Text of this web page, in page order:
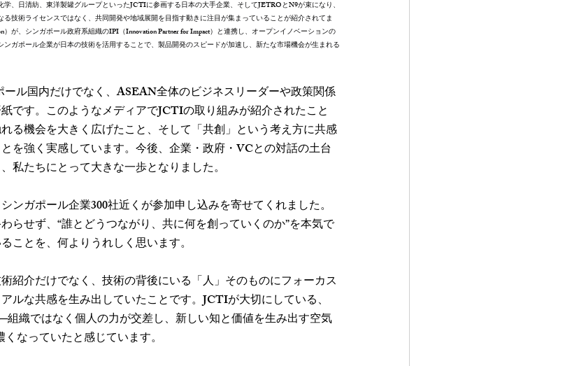
、日清紡、東洋製罐グループといったJCTIに参画する日本の大手企業、そしてJETROとN9が束になり、
技術ライセンスではなく、共同開発や地域展開を目指す動きに注目が集まっていることが紹介されてま
）が、シンガポール政府系組織のIPI（Innovation Partner for Impact）と連携し、オープンイノベーションの
ガポール企業が日本の技術を活用することで、製品開発のスピードが加速し、新たな市場機会が生まれる
ール国内だけでなく、ASEAN全体のビジネスリーダーや政策関係
です。このようなメディアでJCTIの取り組みが紹介されたこと
る機会を大きく広げたこと、そして「共創」という考え方に共感
を強く実感しています。今後、企業・政府・VCとの対話の土台
私たちにとって大きな一歩となりました。
ンガポール企業300社近くが参加申し込みを寄せてくれました。
らせず、“誰とどうつながり、共に何を創っていくのか”を本気で
ことを、何よりうれしく思います。
紹介だけでなく、技術の背後にいる「人」そのものにフォーカス
ルな共感を生み出していたことです。JCTIが大切にしている、
組織ではなく個人の力が交差し、新しい知と価値を生み出す空気
なっていたと感じています。